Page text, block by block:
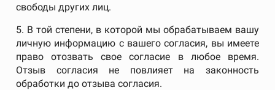
свободы других лиц.
5. В той степени, в которой мы обрабатываем вашу
личную информацию с вашего согласия, вы имеете
право отозвать свое согласие в любое время.
Отзыв согласия не повлияет на законность
обработки до отзыва согласия.